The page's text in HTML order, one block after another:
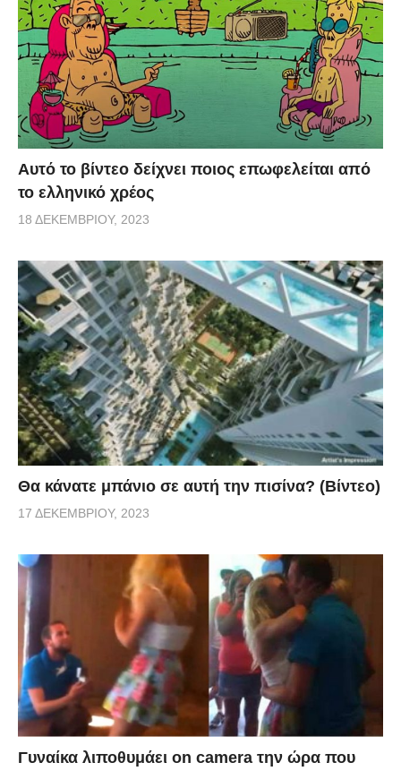
Αυτό το βίντεο δείχνει ποιος επωφελείται από
το ελληνικό χρέος
18 ΔΕΚΕΜΒΡΊΟΥ, 2023
Θα κάνατε μπάνιο σε αυτή την πισίνα? (Βίντεο)
17 ΔΕΚΕΜΒΡΊΟΥ, 2023
Γυναίκα λιποθυμάει on camera την ώρα που